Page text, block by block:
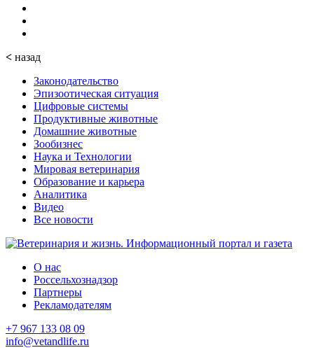
< назад
Законодательство
Эпизоотическая ситуация
Цифровые системы
Продуктивные животные
Домашние животные
Зообизнес
Наука и Технологии
Мировая ветеринария
Образование и карьера
Аналитика
Видео
Все новости
О нас
Россельхознадзор
Партнеры
Рекламодателям
+7 967 133 08 09
info@vetandlife.ru